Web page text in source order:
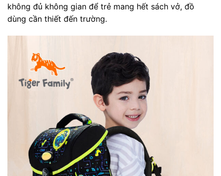
không đủ không gian để trẻ mang hết sách vở, đồ
dùng cần thiết đến trường.